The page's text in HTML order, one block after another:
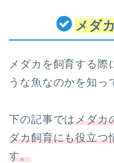
メダ
メダカを飼育する際
うな魚なのかを知っ
下の記事ではメダカ
ダカ飼育にも役立つ
す。